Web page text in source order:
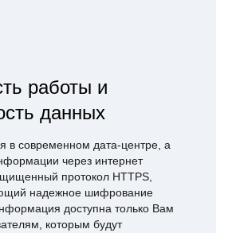
работы и
данных
в современном дата-центре, а
через интернет
протокол HTTPS,
надежное шифрование
доступна только Вам
которым будут